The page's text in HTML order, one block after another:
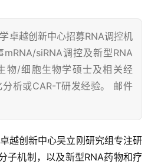
卓越创新中心招募RNA调控机
siRNA调控及新型RNA
物/细胞生物学硕士及相关经
析或CAR-T研发经验。 邮件
越创新中心吴立刚研究组专注研
子机制，以及新型RNA药物和疗